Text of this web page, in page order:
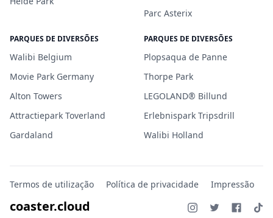
Parc Asterix
PARQUES DE DIVERSÕES
Walibi Belgium
Movie Park Germany
Alton Towers
Attractiepark Toverland
Gardaland
PARQUES DE DIVERSÕES
Plopsaqua de Panne
Thorpe Park
LEGOLAND® Billund
Erlebnispark Tripsdrill
Walibi Holland
Termos de utilização Política de privacidade Impressão
coaster.cloud